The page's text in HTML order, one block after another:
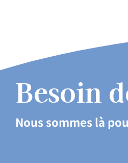
Besoin
Nous sommes là